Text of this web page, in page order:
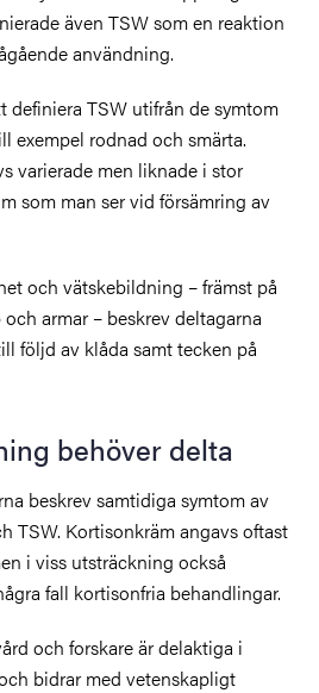
även TSW som en reaktion
användning.
definiera TSW utifrån de symtom
exempel rodnad och smärta.
varierade men liknade i stor
som man ser vid försämring av
och vätskebildning – främst på
armar – beskrev deltagarna
följd av klåda samt tecken på
behöver delta
beskrev samtidiga symtom av
TSW. Kortisonkräm angavs oftast
i viss utsträckning också
fall kortisonfria behandlingar.
och forskare är delaktiga i
bidrar med vetenskapligt